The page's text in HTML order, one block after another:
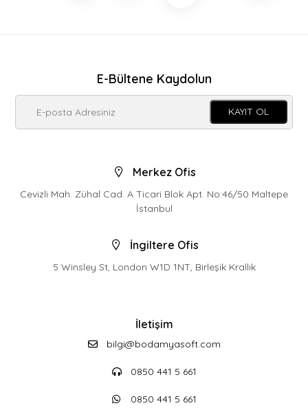
E-Bültene Kaydolun
KAYIT OL
Merkez Ofis
Cevizli Mah. Zühal Cad. A Ticari Blok Apt. No:46/50 Maltepe
İstanbul
İngiltere Ofis
5 Winsley St, London W1D 1NT, Birleşik Krallık
İletişim
bilgi@bodamyasoft.com
0850 441 5 661
0850 441 5 661